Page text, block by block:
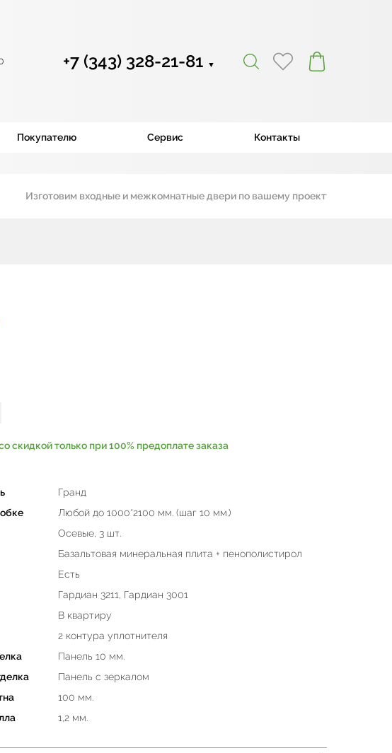
+7 (343) 328-21-81 ▼
Покупателю Сервис Контакты
Изготовим входные и межкомнатные двери по вашему проекту
скидкой только при 100% предоплате заказа
Гранд
Любой до 1000*2100 мм. (шаг 10 мм.)
Осевые, 3 шт.
Базальтовая минеральная плита + пенополистирол
Есть
Гардиан 3211, Гардиан 3001
В квартиру
2 контура уплотнителя
Панель 10 мм.
Панель с зеркалом
100 мм.
1,2 мм.